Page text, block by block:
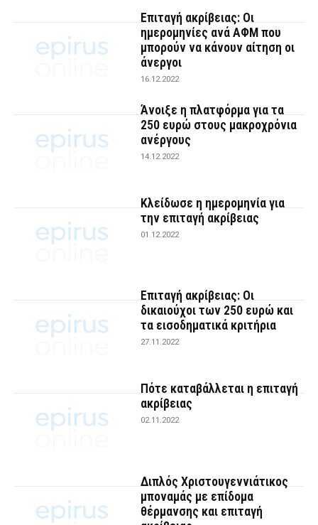
Επιταγή ακρίβειας: Οι
ημερομηνίες ανά ΑΦΜ που
μπορούν να κάνουν αίτηση οι
άνεργοι
16.12.2022
Άνοιξε η πλατφόρμα για τα
250 ευρώ στους μακροχρόνια
ανέργους
14.12.2022
Κλείδωσε η ημερομηνία για
την επιταγή ακρίβειας
01.12.2022
Επιταγή ακρίβειας: Οι
δικαιούχοι των 250 ευρώ και
τα εισοδηματικά κριτήρια
27.11.2022
Πότε καταβάλλεται η επιταγή
ακρίβειας
02.11.2022
Διπλός Χριστουγεννιάτικος
μποναμάς με επίδομα
θέρμανσης και επιταγή